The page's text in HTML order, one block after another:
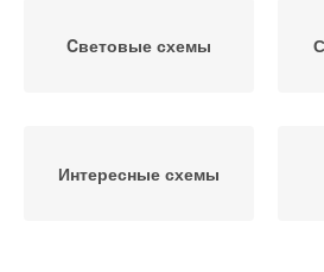
Cветовые схемы
Интересные схемы